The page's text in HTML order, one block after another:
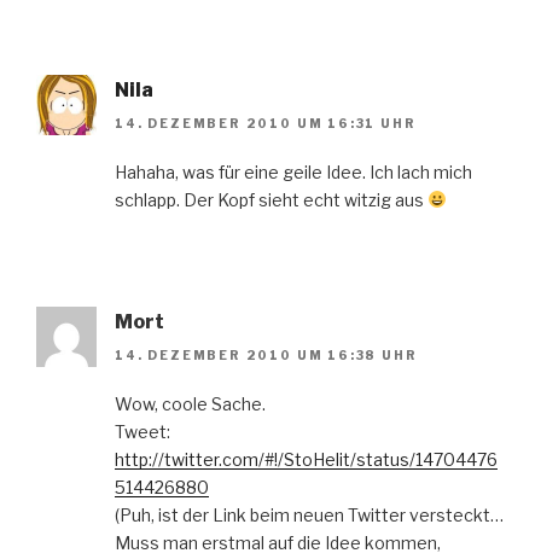
Nila
14. DEZEMBER 2010 UM 16:31 UHR
Hahaha, was für eine geile Idee. Ich lach mich
schlapp. Der Kopf sieht echt witzig aus
Mort
14. DEZEMBER 2010 UM 16:38 UHR
Wow, coole Sache.
Tweet:
http://twitter.com/#!/StoHelit/status/14704476
514426880
(Puh, ist der Link beim neuen Twitter versteckt…
Muss man erstmal auf die Idee kommen,